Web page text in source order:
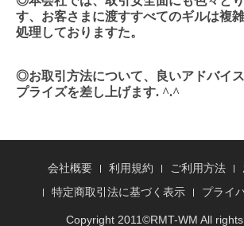
す、お客さまに渡すすべてのギルは複
処理しておりますた。
◎お取引方法について、良いアドバイ
プライズを差し上げます. ^.^
会社概要 利用規約 ご利用方法
特定商取引法に基づく表示
プライ
Copyright 2011©RMT-WM All